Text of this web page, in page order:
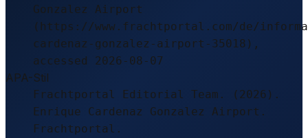
Gonzalez Airport
(https://www.frachtportal.com/de/
cardenaz-gonzalez-airport-35018),
accessed 2026-08-07
APA-Stil
Frachtportal Editorial Team. (2026).
Enrique Cardenaz Gonzalez Airport.
Frachtportal.